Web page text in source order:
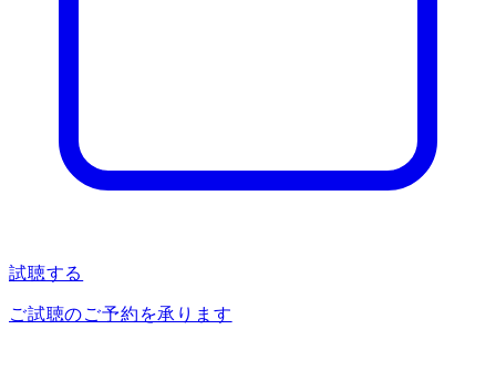
試聴する
ご試聴のご予約を承ります